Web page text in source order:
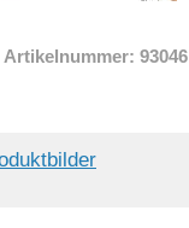
Artikelnummer: 93046